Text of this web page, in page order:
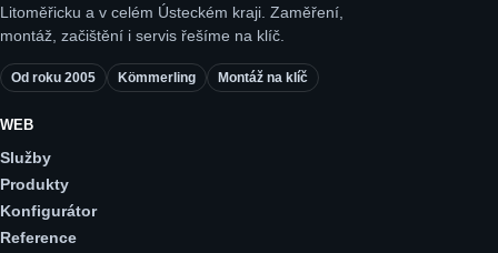
Litoměřicku a v celém Ústeckém kraji. Zaměření,
montáž, začištění i servis řešíme na klíč.
Od roku 2005 Kömmerling Montáž na klíč
WEB
Služby
Produkty
Konfigurátor
Reference